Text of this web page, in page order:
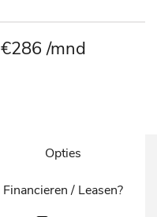
/mnd
Opties
Financieren / Leasen?